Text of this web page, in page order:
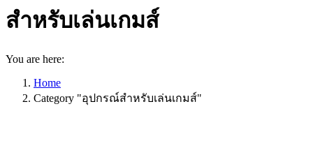
สำหรับเล่นเกมส์
You are here:
Home
Category "อุปกรณ์สำหรับเล่นเกมส์"